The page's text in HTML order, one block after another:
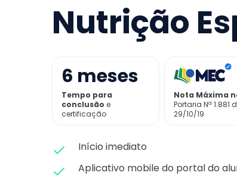
Nutrição
6 meses
Tempo para
conclusão e
certificação
Nota Máxima
Portaria Nª 1.881
29/10/19
Início imediato
Aplicativo mobile do portal do